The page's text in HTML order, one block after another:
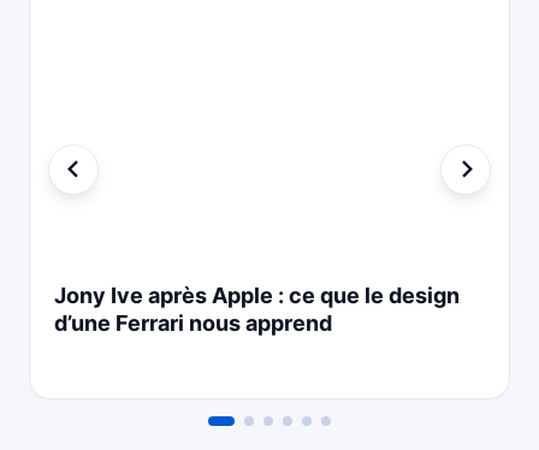
Jony Ive après Apple : ce que le design
d’une Ferrari nous apprend